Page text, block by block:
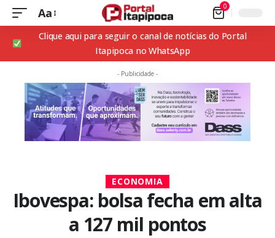
Aa 0
Clique aqui para seguir o canal de notícias do Portal
Itapipoca no WhatsApp
- Publicidade -
ECONOMIA
Ibovespa: bolsa fecha em alta
a 127 mil pontos